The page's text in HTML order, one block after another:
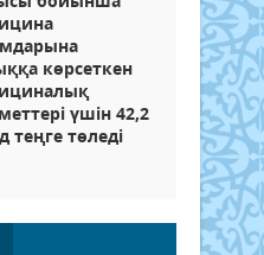
көрсеткен
үшін 42,2
теңге төледі